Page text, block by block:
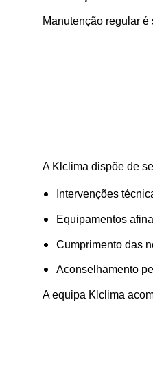
Manutenção regular
A Klclima dispõe de
Intervenções
Equipamentos
Cumprimento das
Aconselhamento
A equipa Klclima